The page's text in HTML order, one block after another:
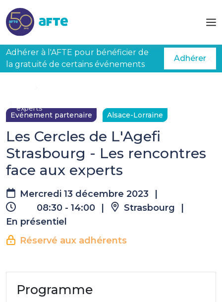
Adhérer à l'AFTE pour bénéficier de
la gratuité de certains événements
Adhérer
experts
Evénement partenaire Alsace-Lorraine
Les Cercles de L'Agefi
Strasbourg - Les rencontres
face aux experts
Mercredi 13 décembre 2023
08:30 - 14:00
Strasbourg
En présentiel
Réservé aux adhérents
Programme